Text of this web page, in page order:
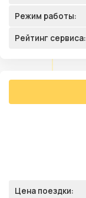
Режим работы:
Рейтинг сервиса:
Цена поездки: